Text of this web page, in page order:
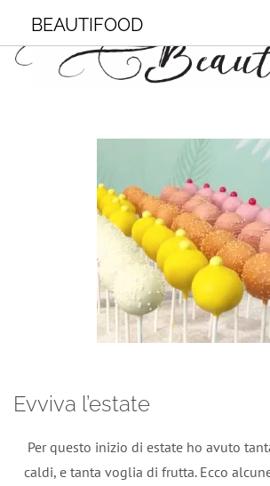
BEAUTIFOOD
Evviva l’estate
Per questo inizio di estate ho avuto
caldi, e tanta voglia di frutta. Ecco